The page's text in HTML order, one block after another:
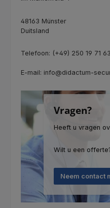
48163 Münster
Duitsland
Telefoon: (+49) 250 19 71
E-mail: info@didactum-
Vragen?
Heeft u vragen
Wilt u een
Neem contact